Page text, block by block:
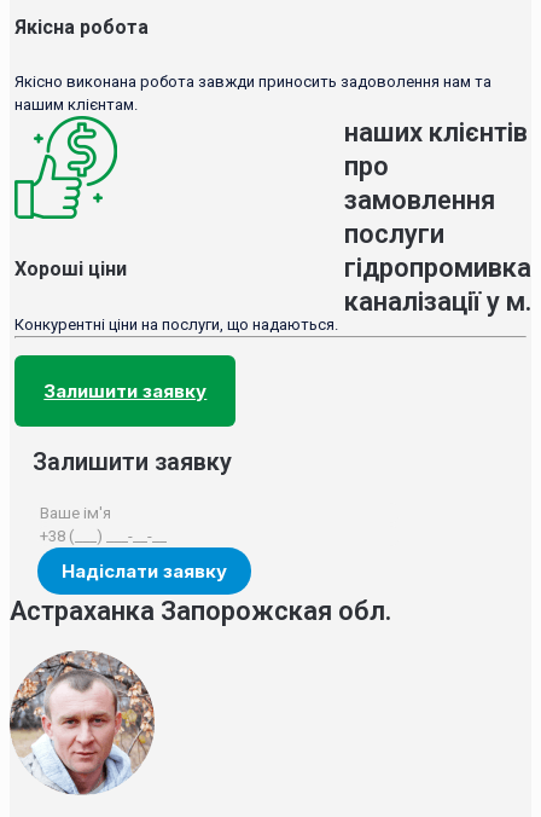
Якісна робота
Якісно виконана робота завжди приносить задоволення нам та
нашим клієнтам.
Хороші ціни
Конкурентні ціни на послуги, що надаються.
Залишити заявку
Залишити заявку
наших клієнтів
про
замовлення
послуги
гідропромивка
каналізації у м.
Астраханка Запорожская обл.